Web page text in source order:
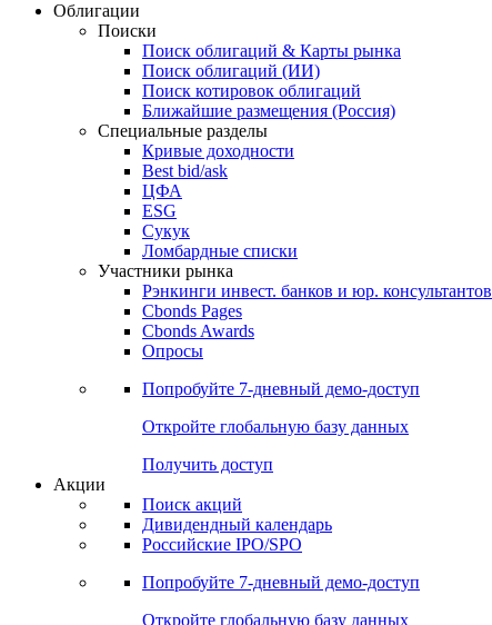
Облигации
Поиски
Поиск облигаций & Карты рынка
Поиск облигаций (ИИ)
Поиск котировок облигаций
Ближайшие размещения (Россия)
Специальные разделы
Кривые доходности
Best bid/ask
ЦФА
ESG
Сукук
Ломбардные списки
Участники рынка
Рэнкинги инвест. банков и юр. консультантов
Cbonds Pages
Cbonds Awards
Опросы
Попробуйте 7-дневный демо-доступ
Откройте глобальную базу данных
Получить доступ
Акции
Поиск акций
Дивидендный календарь
Российские IPO/SPO
Попробуйте 7-дневный демо-доступ
Откройте глобальную базу данных